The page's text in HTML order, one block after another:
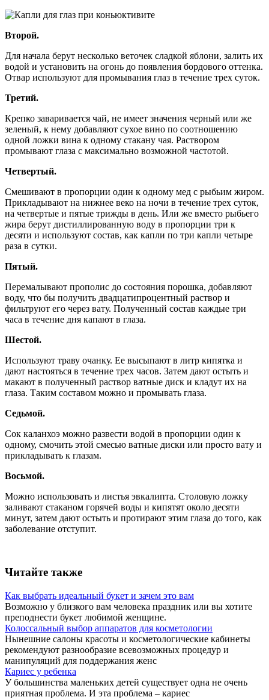
Второй.
Для начала берут несколько веточек сладкой яблони, залить их
водой и установить на огонь до появления бордового оттенка.
Отвар используют для промывания глаз в течение трех суток.
Третий.
Крепко заваривается чай, не имеет значения черный или же
зеленый, к нему добавляют сухое вино по соотношению
одной ложки вина к одному стакану чая. Раствором
промывают глаза с максимально возможной частотой.
Четвертый.
Смешивают в пропорции один к одному мед с рыбьим жиром.
Прикладывают на нижнее веко на ночи в течение трех суток,
на четвертые и пятые трижды в день. Или же вместо рыбьего
жира берут дистиллированную воду в пропорции три к
десяти и используют состав, как капли по три капли четыре
раза в сутки.
Пятый.
Перемалывают прополис до состояния порошка, добавляют
воду, что бы получить двадцатипроцентный раствор и
фильтруют его через вату. Полученный состав каждые три
часа в течение дня капают в глаза.
Шестой.
Используют траву очанку. Ее высыпают в литр кипятка и
дают настояться в течение трех часов. Затем дают остыть и
макают в полученный раствор ватные диск и кладут их на
глаза. Таким составом можно и промывать глаза.
Седьмой.
Сок каланхоэ можно развести водой в пропорции один к
одному, смочить этой смесью ватные диски или просто вату и
прикладывать к глазам.
Восьмой.
Можно использовать и листья эвкалипта. Столовую ложку
заливают стаканом горячей воды и кипятят около десяти
минут, затем дают остыть и протирают этим глаза до того, как
заболевание отступит.
Читайте также
Как выбрать идеальный букет и зачем это вам
Возможно у близкого вам человека праздник или вы хотите
преподнести букет любимой женщине.
Колоссальный выбор аппаратов для косметологии
Нынешние салоны красоты и косметологические кабинеты
рекомендуют разнообразие всевозможных процедур и
манипуляций для поддержания женс
Кариес у ребенка
У большинства маленьких детей существует одна не очень
приятная проблема. И эта проблема – кариес